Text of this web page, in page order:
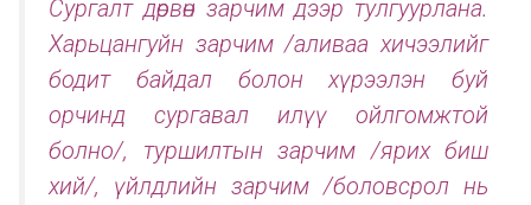
Сургалт дөрвөн зарчим дээр тулгуурлана.
Харьцангуйн зарчим /аливаа хичээлийг
бодит байдал болон хүрээлэн буй
орчинд сургавал илүү ойлгомжтой
болно/, туршилтын зарчим /ярих биш
хий/, үйлдлийн зарчим /боловсрол нь